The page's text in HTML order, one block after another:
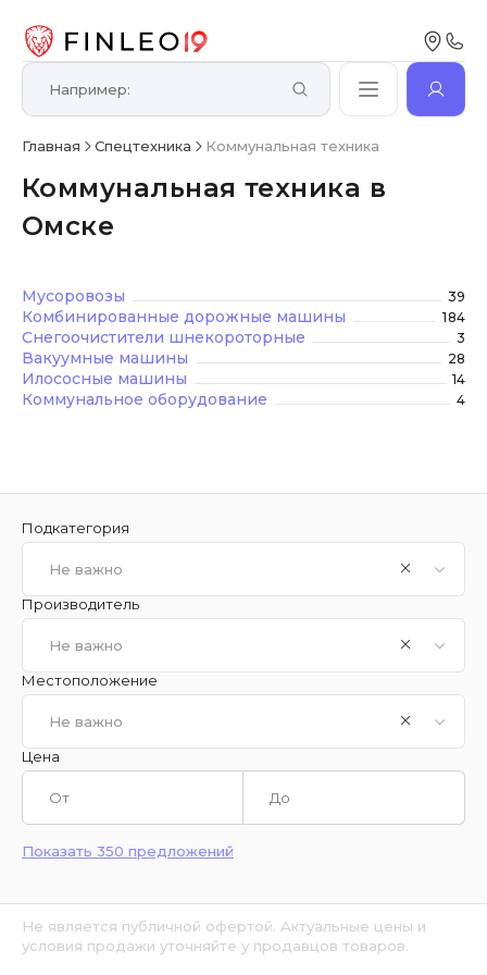
Главная Спецтехника Коммунальная техника
Коммунальная техника в
Омске
Мусоровозы 39
Комбинированные дорожные машины 184
Снегоочистители шнекороторные 3
Вакуумные машины 28
Илососные машины 14
Коммунальное оборудование 4
Подкатегория
Не важно
Производитель
Не важно
Местоположение
Не важно
Цена
Показать 350 предложений
Не является публичной офертой. Актуальные цены и
условия продажи уточняйте у продавцов товаров.